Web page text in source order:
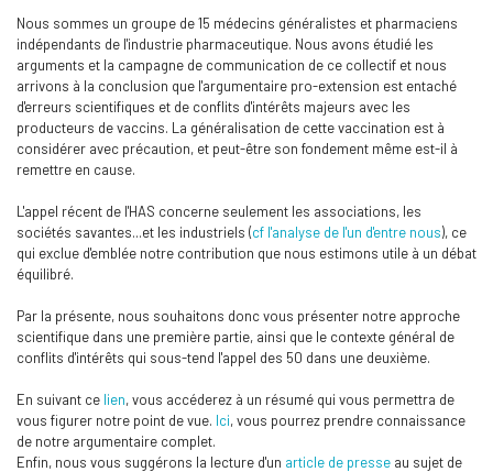
Nous sommes un groupe de 15 médecins généralistes et pharmaciens
indépendants de l'industrie pharmaceutique. Nous avons étudié les
arguments et la campagne de communication de ce collectif et nous
arrivons à la conclusion que l'argumentaire pro-extension est entaché
d'erreurs scientifiques et de conflits d'intérêts majeurs avec les
producteurs de vaccins. La généralisation de cette vaccination est à
considérer avec précaution, et peut-être son fondement même est-il à
remettre en cause.
L'appel récent de l'HAS concerne seulement les associations, les
sociétés savantes...et les industriels (cf l'analyse de l'un d'entre nous), ce
qui exclue d'emblée notre contribution que nous estimons utile à un débat
équilibré.
Par la présente, nous souhaitons donc vous présenter notre approche
scientifique dans une première partie, ainsi que le contexte général de
conflits d'intérêts qui sous-tend l'appel des 50 dans une deuxième.
En suivant ce lien, vous accéderez à un résumé qui vous permettra de
vous figurer notre point de vue. Ici, vous pourrez prendre connaissance
de notre argumentaire complet.
Enfin, nous vous suggérons la lecture d'un article de presse au sujet de